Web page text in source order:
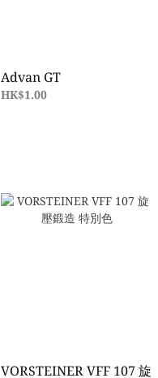
Advan GT
HK$1.00
VORSTEINER VFF 107 旋